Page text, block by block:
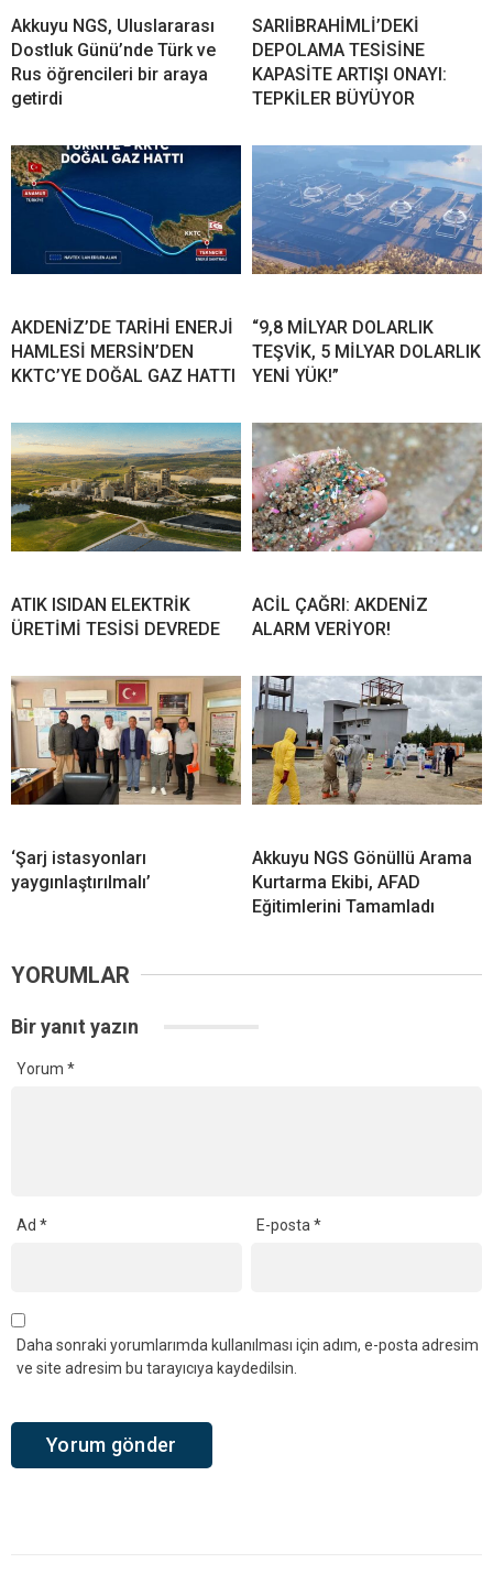
Akkuyu NGS, Uluslararası
Dostluk Günü’nde Türk ve
Rus öğrencileri bir araya
getirdi
SARIİBRAHİMLİ’DEKİ
DEPOLAMA TESİSİNE
KAPASİTE ARTIŞI ONAYI:
TEPKİLER BÜYÜYOR
AKDENİZ’DE TARİHİ ENERJİ
HAMLESİ MERSİN’DEN
KKTC’YE DOĞAL GAZ HATTI
“9,8 MİLYAR DOLARLIK
TEŞVİK, 5 MİLYAR DOLARLIK
YENİ YÜK!”
ATIK ISIDAN ELEKTRİK
ÜRETİMİ TESİSİ DEVREDE
ACİL ÇAĞRI: AKDENİZ
ALARM VERİYOR!
‘Şarj istasyonları
yaygınlaştırılmalı’
Akkuyu NGS Gönüllü Arama
Kurtarma Ekibi, AFAD
Eğitimlerini Tamamladı
YORUMLAR
Bir yanıt yazın
Yorum *
Ad * E-posta*
Daha sonraki yorumlarımda kullanılması için adım, e-posta adresim
ve site adresim bu tarayıcıya kaydedilsin.